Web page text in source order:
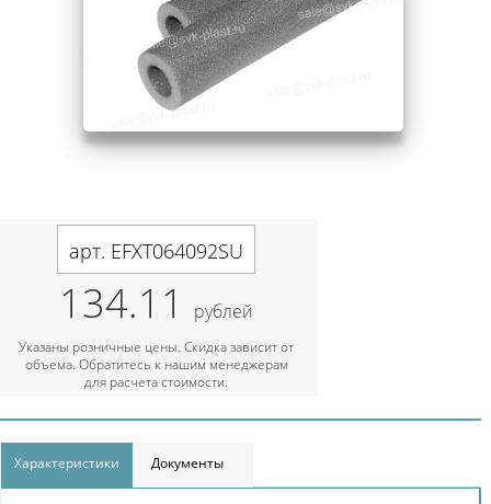
арт. EFXT064092SU
134.11 рублей
Указаны розничные цены. Скидка зависит от
объема. Обратитесь к нашим менеджерам
для расчета стоимости.
Характеристики Документы